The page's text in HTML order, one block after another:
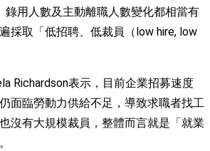
錄用人數及主動離職人數變化都相當有
採取「低招聘、低裁員（low hire, low
Richardson表示，目前企業招募速度
面臨勞動力供給不足，導致求職者找工
沒有大規模裁員，整體而言就是「就業